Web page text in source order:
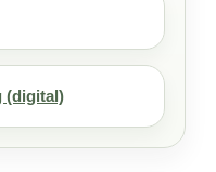
(digital)